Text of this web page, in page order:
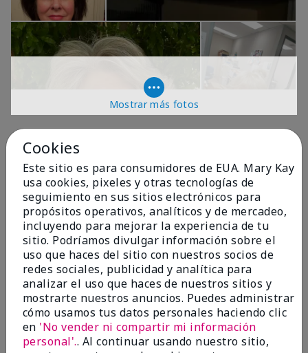
Mostrar más fotos
OPINIONES
4.9
299 Reseñas
Escribir Una Opinión
99%
de los encuestados recomendaría a un amigo.
5 estrellas 287
Cookies
Este sitio es para consumidores de EUA. Mary Kay
usa cookies, pixeles y otras tecnologías de
seguimiento en sus sitios electrónicos para
propósitos operativos, analíticos y de mercadeo,
incluyendo para mejorar la experiencia de tu
sitio. Podríamos divulgar información sobre el
uso que haces del sitio con nuestros socios de
redes sociales, publicidad y analítica para
analizar el uso que haces de nuestros sitios y
mostrarte nuestros anuncios. Puedes administrar
cómo usamos tus datos personales haciendo clic
en 'No vender ni compartir mi información
personal'.. Al continuar usando nuestro sitio,